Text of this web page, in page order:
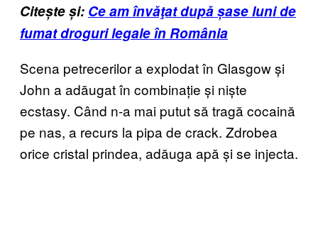
Citește și: Ce am învăţat după șase luni de
fumat droguri legale în România
Scena petrecerilor a explodat în Glasgow și
John a adăugat în combinație și niște
ecstasy. Când n-a mai putut să tragă cocaină
pe nas, a recurs la pipa de crack. Zdrobea
orice cristal prindea, adăuga apă și se injecta.